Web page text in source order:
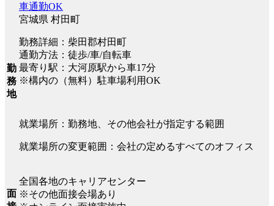
勤
務
地
車通勤OK
宮城県 村田町
勤務詳細：柴田郡村田町
通勤方法：徒歩/車/自転車
最寄り駅：大河原駅から車17分
※構内の（無料）駐車場利用OK
就業場所：勤務地、その他会社が指定する範囲
就業場所の変更範囲：会社の定めるすべてのオフィス
面
全国各地のキャリアセンター
※その他面接会場あり